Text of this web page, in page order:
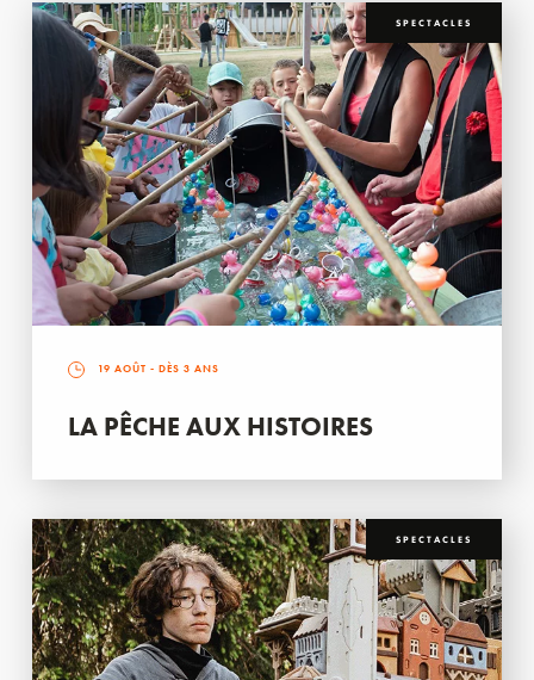
SPECTACLES
19 AOÛT - DÈS 3 ANS
LA PÊCHE AUX HISTOIRES
SPECTACLES